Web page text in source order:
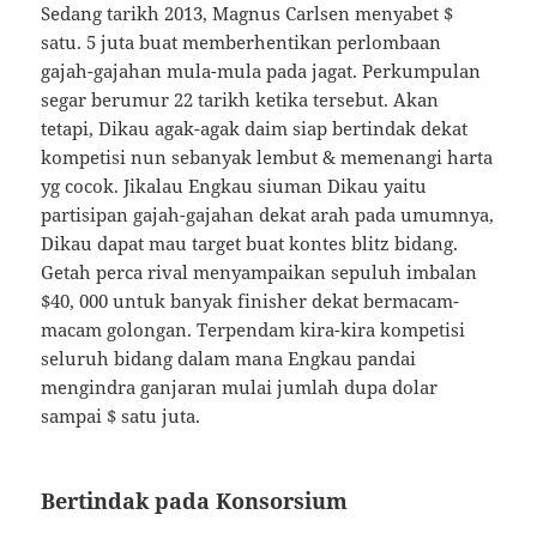
Sedang tarikh 2013, Magnus Carlsen menyabet $
satu. 5 juta buat memberhentikan perlombaan
gajah-gajahan mula-mula pada jagat. Perkumpulan
segar berumur 22 tarikh ketika tersebut. Akan
tetapi, Dikau agak-agak daim siap bertindak dekat
kompetisi nun sebanyak lembut & memenangi harta
yg cocok. Jikalau Engkau siuman Dikau yaitu
partisipan gajah-gajahan dekat arah pada umumnya,
Dikau dapat mau target buat kontes blitz bidang.
Getah perca rival menyampaikan sepuluh imbalan
$40, 000 untuk banyak finisher dekat bermacam-
macam golongan. Terpendam kira-kira kompetisi
seluruh bidang dalam mana Engkau pandai
mengindra ganjaran mulai jumlah dupa dolar
sampai $ satu juta.
Bertindak pada Konsorsium